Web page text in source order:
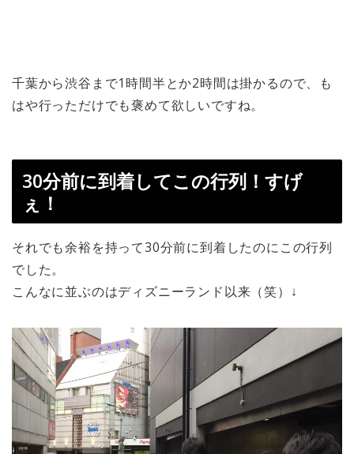
千葉から渋谷まで1時間半とか2時間は掛かるので、も
はや行っただけでも褒めて欲しいですね。
30分前に到着してこの行列！すげ
ぇ！
それでも余裕を持って30分前に到着したのにこの行列
でした。
こんなに並ぶのはディズニーランド以来（笑）↓